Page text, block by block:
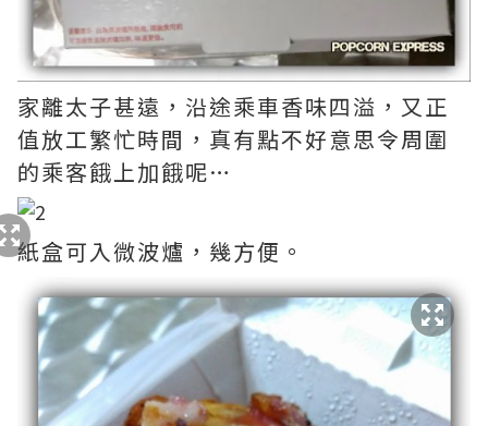
家離太子甚遠，沿途乘車香味四溢，又正
值放工繁忙時間，真有點不好意思令周圍
的乘客餓上加餓呢…
紙盒可入微波爐，幾方便。